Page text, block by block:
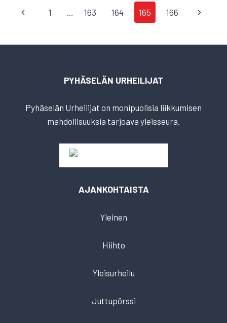
SIVUNAVIGOINTI
Edellinen1 … 163 164 165 166
PYHÄSELÄN URHEILIJAT
Pyhäselän Urheilijat on monipuolisia liikkumisen
mahdollisuuksia tarjoava yleisseura.
AJANKOHTAISTA
Yleinen
Hiihto
Yleisurheilu
Juttupörssi